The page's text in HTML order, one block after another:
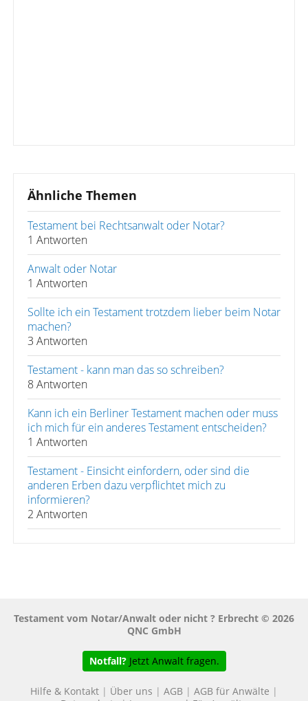
Ähnliche Themen
Testament bei Rechtsanwalt oder Notar?
1 Antworten
Anwalt oder Notar
1 Antworten
Sollte ich ein Testament trotzdem lieber beim Notar
machen?
3 Antworten
Testament - kann man das so schreiben?
8 Antworten
Kann ich ein Berliner Testament machen oder muss
ich mich für ein anderes Testament entscheiden?
1 Antworten
Testament - Einsicht einfordern, oder sind die
anderen Erben dazu verpflichtet mich zu
informieren?
2 Antworten
Testament vom Notar/Anwalt oder nicht ? Erbrecht © 2026
QNC GmbH
Notfall? Jetzt Anwalt fragen.
Hilfe & Kontakt | Über uns | AGB | AGB für Anwälte |